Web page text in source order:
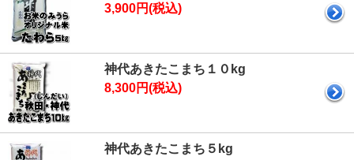
3,900円(税込)
神代あきたこまち１０kg
8,300円(税込)
神代あきたこまち５kg